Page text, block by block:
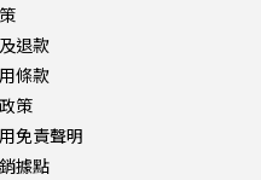
退款
條款
策
免責聲明
據點